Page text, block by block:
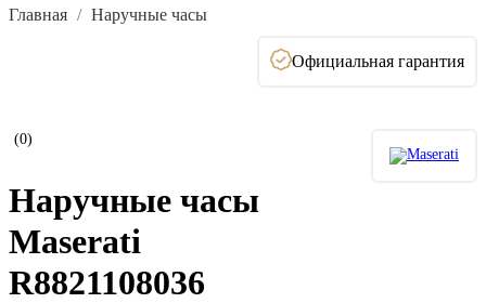
Главная Наручные часы
Официальная гарантия
(0)
Наручные часы
Maserati
R8821108036